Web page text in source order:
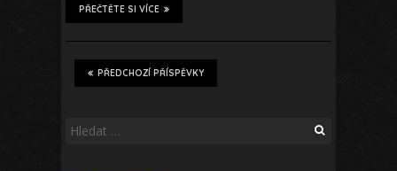
PŘEČTĚTE SI VÍCE
PŘEDCHOZÍ PŘÍSPĚVKY
Vyhledávání